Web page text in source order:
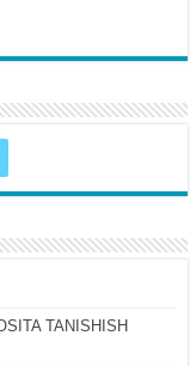
TANISHISH